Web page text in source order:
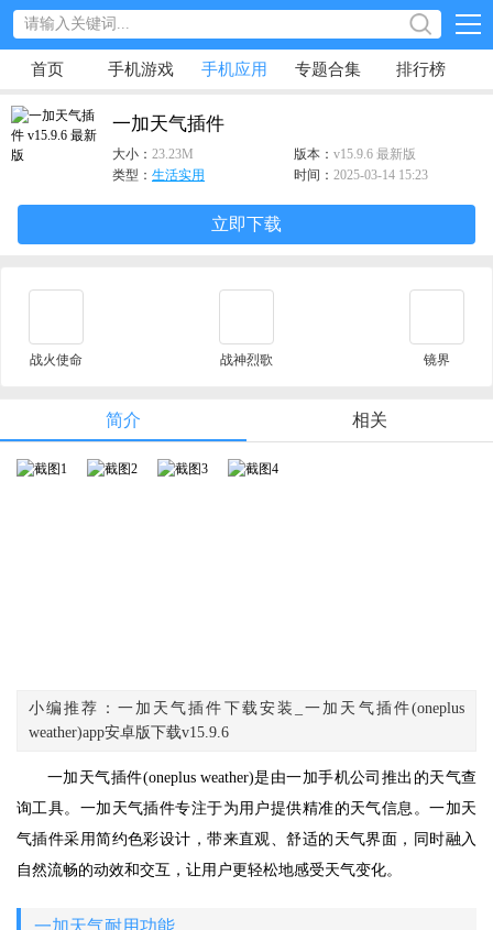
首页 手机游戏 手机应用 专题合集 排行榜
一加天气插件
大小： 23.23M 版本： v15.9.6 最新版
类型： 生活实用 时间： 2025-03-14 15:23
立即下载
战火使命 战神烈歌 镜界
简介 相关
小编推荐：一加天气插件下载安装_一加天气插件(oneplus
weather)app安卓版下载v15.9.6
一加天气插件(oneplus weather)是由一加手机公司推出的天气查
询工具。一加天气插件专注于为用户提供精准的天气信息。一加天
气插件采用简约色彩设计，带来直观、舒适的天气界面，同时融入
自然流畅的动效和交互，让用户更轻松地感受天气变化。
一加天气耐用功能